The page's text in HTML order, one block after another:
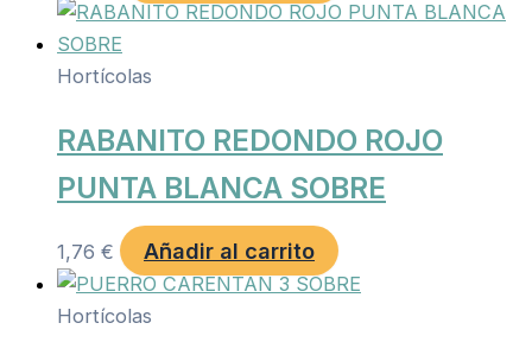
Hortícolas
RABANITO REDONDO ROJO
PUNTA BLANCA SOBRE
1,76 € Añadir al carrito
Hortícolas